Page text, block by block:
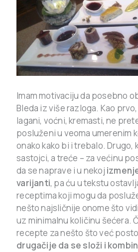
Imam motivaciju da posebno
Bleda iz više razloga. Kao
lagani, voćni, kremasti, ne
posluženi u veoma umerenim
onako kako bi i trebalo. Drugo,
sastojci, a treće – za većinu
da se naprave i u nekoj
varijanti, pa ću u tekstu
receptima koji mogu da
nešto najsličnije onome što
uz minimalnu količinu šećera.
recepte za nešto što već
drugačije da se složi i